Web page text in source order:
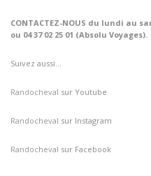
CONTACTEZ-NOUS du lundi au
ou 04 37 02 25 01 (Absolu Voyages).
Suivez aussi…
Randocheval sur Youtube
Randocheval sur Instagram
Randocheval sur Facebook